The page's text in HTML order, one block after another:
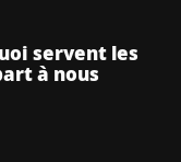
servent les
à nous